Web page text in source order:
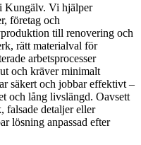
Kungälv. Vi hjälper
företag och
till renovering och
rätt materialval för
arbetsprocesser
och kräver minimalt
säkert och jobbar effektivt –
och lång livslängd. Oavsett
falsade detaljer eller
lösning anpassad efter